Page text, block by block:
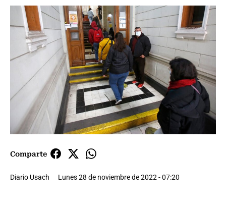
Comparte
Diario Usach Lunes 28 de noviembre de 2022 - 07:20